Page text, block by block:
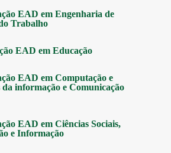
EAD em Engenharia de
Trabalho
EAD em Educação
EAD em Computação e
da informação e Comunicação
EAD em Ciências Sociais,
e Informação